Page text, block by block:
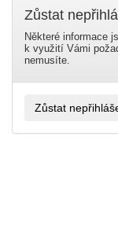
Zůstat
Některé informace
k využití Vámi
nemusíte.